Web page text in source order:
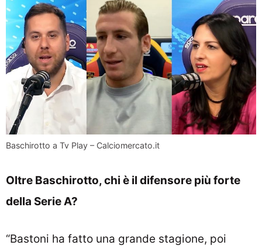
Baschirotto a Tv Play – Calciomercato.it
Oltre Baschirotto, chi è il difensore più forte
della Serie A?
“Bastoni ha fatto una grande stagione, poi